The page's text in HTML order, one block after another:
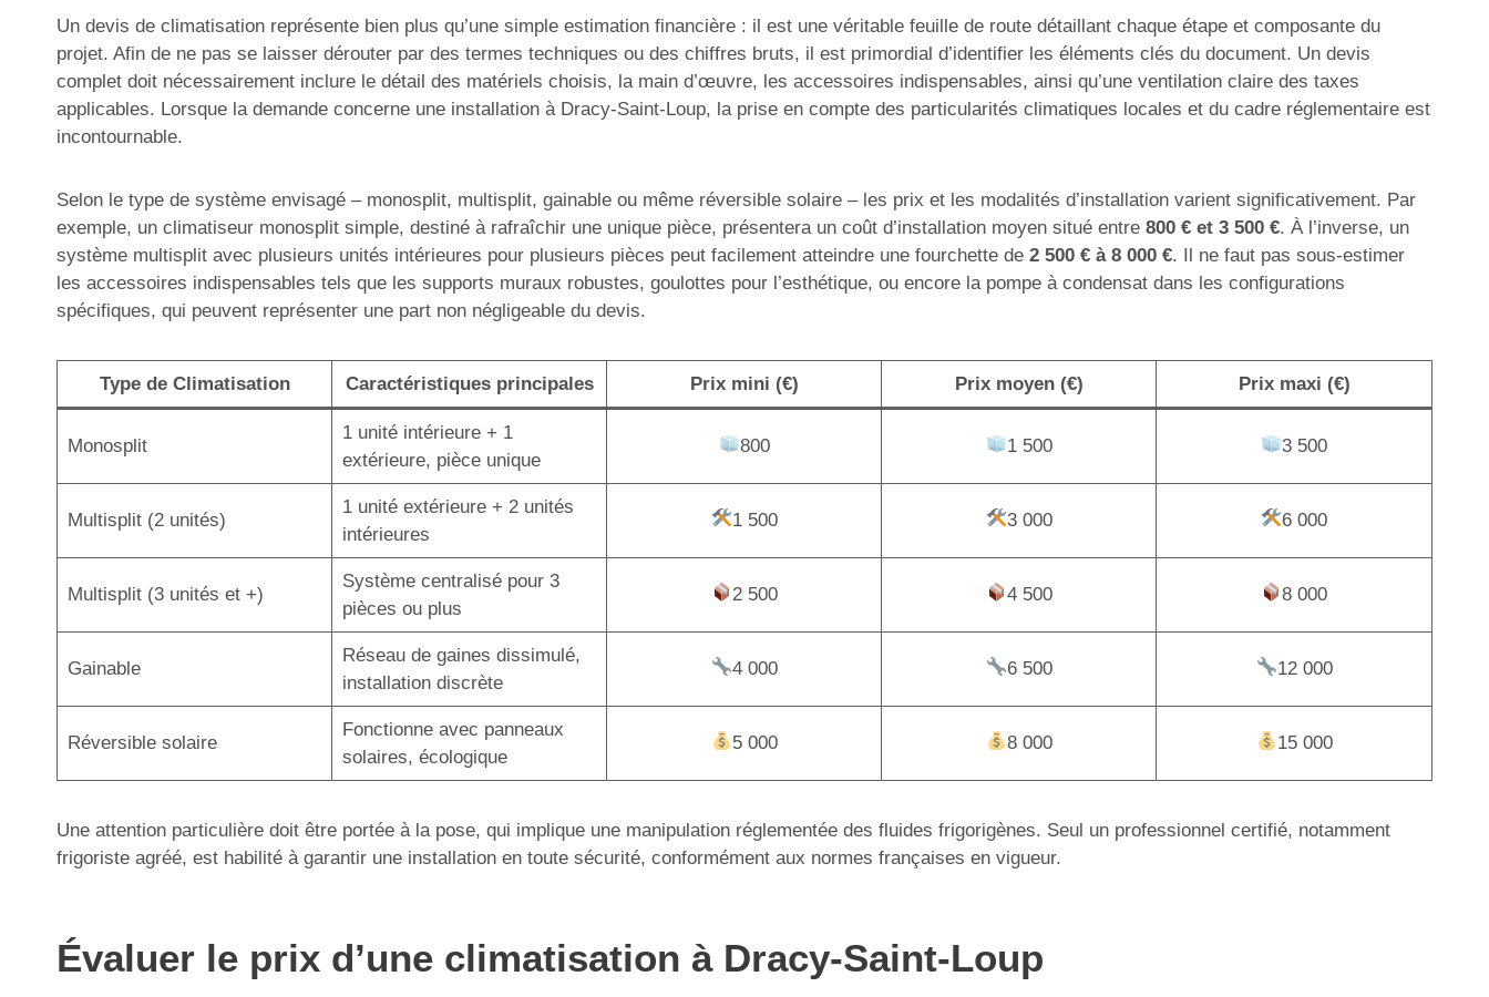
Un devis de climatisation représente bien plus qu’une simple estimation financière : il est une véritable feuille de route détaillant chaque étape et composante du
projet. Afin de ne pas se laisser dérouter par des termes techniques ou des chiffres bruts, il est primordial d’identifier les éléments clés du document. Un devis
complet doit nécessairement inclure le détail des matériels choisis, la main d’œuvre, les accessoires indispensables, ainsi qu’une ventilation claire des taxes
applicables. Lorsque la demande concerne une installation à Dracy-Saint-Loup, la prise en compte des particularités climatiques locales et du cadre réglementaire est
incontournable.
Selon le type de système envisagé – monosplit, multisplit, gainable ou même réversible solaire – les prix et les modalités d’installation varient significativement. Par
exemple, un climatiseur monosplit simple, destiné à rafraîchir une unique pièce, présentera un coût d’installation moyen situé entre 800 € et 3 500 €. À l’inverse, un
système multisplit avec plusieurs unités intérieures pour plusieurs pièces peut facilement atteindre une fourchette de 2 500 € à 8 000 €. Il ne faut pas sous-estimer
les accessoires indispensables tels que les supports muraux robustes, goulottes pour l’esthétique, ou encore la pompe à condensat dans les configurations
spécifiques, qui peuvent représenter une part non négligeable du devis.
Type de Climatisation Caractéristiques principales Prix mini (€) Prix moyen (€) Prix maxi (€)
Monosplit
1 unité intérieure + 1
extérieure, pièce unique
800 1 500 3 500
Multisplit (2 unités)
1 unité extérieure + 2 unités
intérieures
1 500 3 000 6 000
Multisplit (3 unités et +)
Système centralisé pour 3
pièces ou plus
2 500 4 500 8 000
Gainable
Réseau de gaines dissimulé,
installation discrète
4 000 6 500 12 000
Réversible solaire
Fonctionne avec panneaux
solaires, écologique
5 000 8 000 15 000
Une attention particulière doit être portée à la pose, qui implique une manipulation réglementée des fluides frigorigènes. Seul un professionnel certifié, notamment
frigoriste agréé, est habilité à garantir une installation en toute sécurité, conformément aux normes françaises en vigueur.
Évaluer le prix d’une climatisation à Dracy-Saint-Loup